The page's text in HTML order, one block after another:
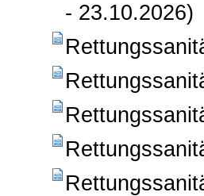
- 23.10.2026)